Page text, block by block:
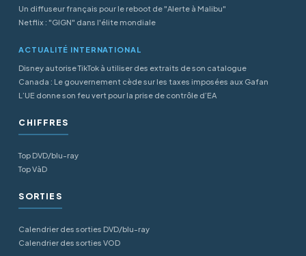
Un diffuseur français pour le reboot de "Alerte à Malibu"
Netflix : "GIGN" dans l'élite mondiale
ACTUALITÉ INTERNATIONAL
Disney autorise TikTok à utiliser des extraits de son catalogue
Canada : Le gouvernement cède sur les taxes imposées aux Gafan
L’UE donne son feu vert pour la prise de contrôle d’EA
CHIFFRES
Top DVD/blu-ray
Top VàD
SORTIES
Calendrier des sorties DVD/blu-ray
Calendrier des sorties VOD